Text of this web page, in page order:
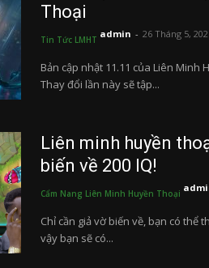
Thoại
Tin Tức LMHT admin - 26 Tháng 5,
Bản cập nhật 11.11 của Liên Minh
Thay đổi lần này sẽ tập...
Liên minh huyền
biến về 200 IQ!
Cẩm Nang Liên Minh Huyền Thoại
Chỉ cần giả vờ biến về, bạn có thể
vậy bạn sẽ có...